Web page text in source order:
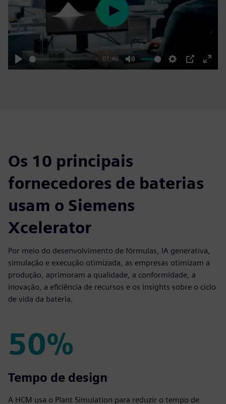
Play
01:48
Mute Settings
PIP
Enter
Play
Os 10 principais
fornecedores de baterias
usam o Siemens
Xcelerator
Por meio do desenvolvimento de fórmulas, IA generativa,
simulação e execução otimizada, as empresas otimizam a
produção, aprimoram a qualidade, a conformidade, a
inovação, a eficiência de recursos e os insights sobre o ciclo
de vida da bateria.
50%
50%
Tempo de design
A HCM usa o Plant Simulation para reduzir o tempo de